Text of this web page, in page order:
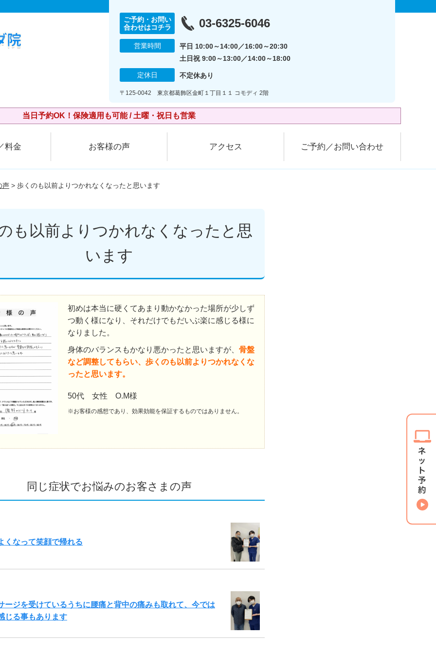
ご予約・お問い
合わせはコチラ
03-6325-6046
営業時間
平日 10:00～14:00／16:00～20:30
土日祝 9:00～13:00／14:00～18:00
定休日 不定休あり
〒125-0042 東京都葛飾区金町１丁目１１ コモディ 2階
当日予約OK！保険適用も可能 / 土曜・祝日も営業
料金 お客様の声 アクセス ご予約／お問い合わせ
声 > 歩くのも以前よりつかれなくなったと思います
も以前よりつかれなくなったと思
います
初めは本当に硬くてあまり動かなかった場所が少しず
つ動く様になり、それだけでもだいぶ楽に感じる様に
なりました。
身体のバランスもかなり悪かったと思いますが、 骨盤
など調整してもらい、歩くのも以前よりつかれなくな
ったと思います。
50代 女性 O.M様
※お客様の感想であり、効果効能を保証するものではありません。
同じ症状でお悩みのお客さまの声
くなって笑顔で帰れる
ージを受けているうちに腰痛と背中の痛みも取れて、今では
じる事もあります